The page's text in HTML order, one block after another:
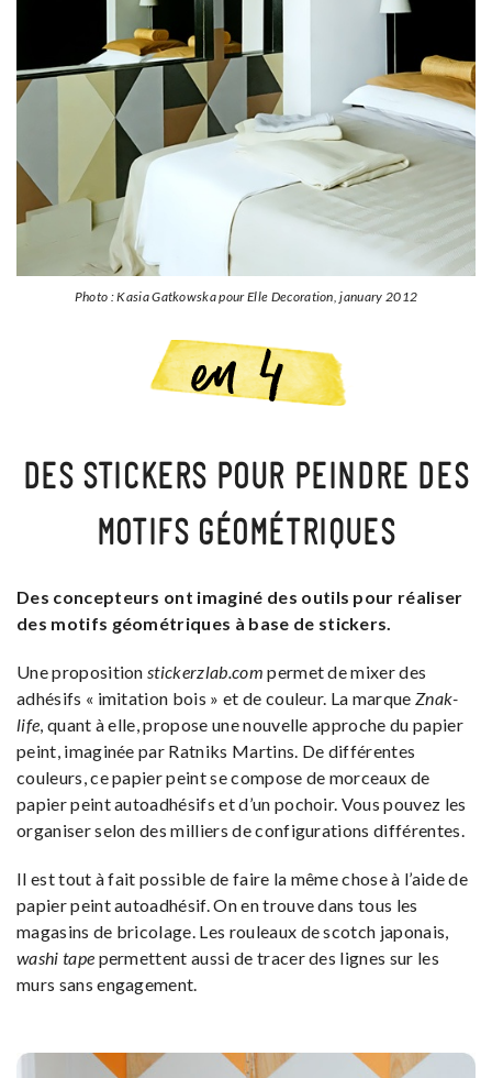
Photo : Kasia Gatkowska pour Elle Decoration, january 2012
DES STICKERS POUR PEINDRE DES
MOTIFS GÉOMÉTRIQUES
Des concepteurs ont imaginé des outils pour réaliser
des motifs géométriques à base de stickers.
Une propositionstickerzlab.com permet de mixer des
adhésifs « imitation bois » et de couleur. La marque Znak-
life, quant à elle, propose une nouvelle approche du papier
peint, imaginée par Ratniks Martins. De différentes
couleurs, ce papier peint se compose de morceaux de
papier peint autoadhésifs et d’un pochoir. Vous pouvez les
organiser selon des milliers de configurations différentes.
Il est tout à fait possible de faire la même chose à l’aide de
papier peint autoadhésif. On en trouve dans tous les
magasins de bricolage. Les rouleaux de scotch japonais,
washi tape permettent aussi de tracer des lignes sur les
murs sans engagement.